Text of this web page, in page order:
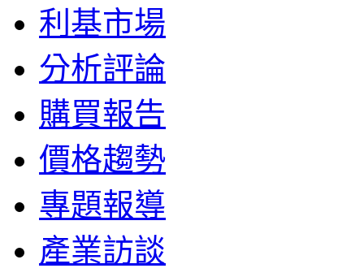
利基市場
分析評論
購買報告
價格趨勢
專題報導
產業訪談